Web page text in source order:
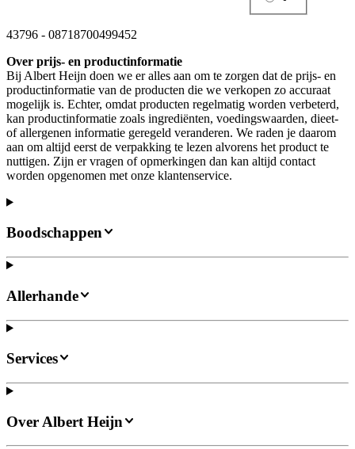
43796 - 08718700499452
Over prijs- en productinformatie
Bij Albert Heijn doen we er alles aan om te zorgen dat de prijs- en
productinformatie van de producten die we verkopen zo accuraat
mogelijk is. Echter, omdat producten regelmatig worden verbeterd,
kan productinformatie zoals ingrediënten, voedingswaarden, dieet-
of allergenen informatie geregeld veranderen. We raden je daarom
aan om altijd eerst de verpakking te lezen alvorens het product te
nuttigen. Zijn er vragen of opmerkingen dan kan altijd contact
worden opgenomen met onze klantenservice.
Boodschappen
Allerhande
Services
Over Albert Heijn